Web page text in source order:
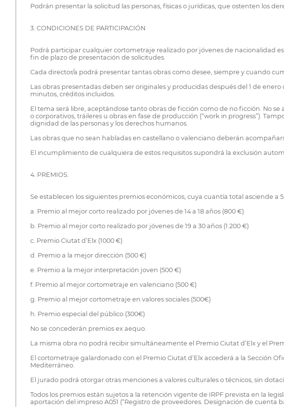
Podrán presentar la solicitud las personas, físicas o jurídicas, que ostenten los
3. CONDICIONES DE PARTICIPACIÓN
Podrá participar cualquier cortometraje realizado por jóvenes de nacionalidad
fin de plazo de presentación de solicitudes.
Cada director/a podrá presentar tantas obras como desee, siempre y cuando
Las obras presentadas deben ser originales y producidas después del 1 de
minutos, créditos incluidos.
El tema será libre, aceptándose tanto obras de ficción como de no ficción. No
o corporativos, tráileres u obras en fase de producción (“work in progress”).
dignidad de las personas y los derechos humanos.
Las obras que no sean habladas en castellano o valenciano deberán
El incumplimiento de cualquiera de estos requisitos supondrá la exclusión
4. PREMIOS.
Se establecen los siguientes premios económicos, cuya cuantía total asciende a
a. Premio al mejor corto realizado por jóvenes de 14 a 18 años (800 €)
b. Premio al mejor corto realizado por jóvenes de 19 a 30 años (1.200 €)
c. Premio Ciutat d’Elx (1000 €)
d. Premio a la mejor dirección (500 €)
e. Premio a la mejor interpretación joven (500 €)
f. Premio al mejor cortometraje en valenciano (500 €)
g. Premio al mejor cortometraje en valores sociales (500€)
h. Premio especial del público (300€)
No se concederán premios ex aequo.
La misma obra no podrá recibir simultáneamente el Premio Ciutat d’Elx y el
El cortometraje galardonado con el Premio Ciutat d’Elx accederá a la Sección
Mediterráneo.
El jurado podrá otorgar otras menciones a valores culturales o técnicos, sin
Todos los premios están sujetos a la retención vigente de IRPF prevista en la
aportación del impreso A051 (“Registro de proveedores. Designación de cuenta